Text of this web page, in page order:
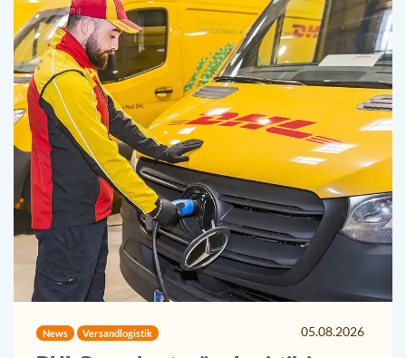
News Versandlogistik 05.08.2026